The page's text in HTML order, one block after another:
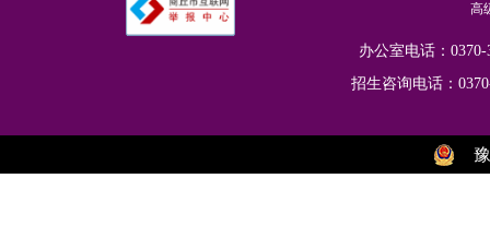
高
办公室电话：0370-
招生咨询电话：